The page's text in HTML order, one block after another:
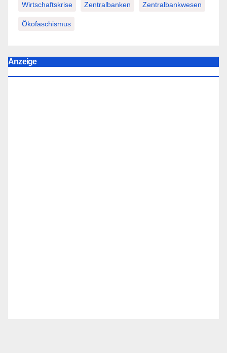
Wirtschaftskrise Zentralbanken Zentralbankwesen
Ökofaschismus
Anzeige